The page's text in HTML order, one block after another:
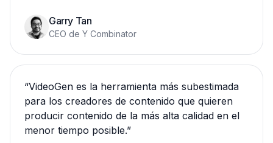
Garry Tan
CEO de Y Combinator
“VideoGen es la herramienta más subestimada
para los creadores de contenido que quieren
producir contenido de la más alta calidad en el
menor tiempo posible.”